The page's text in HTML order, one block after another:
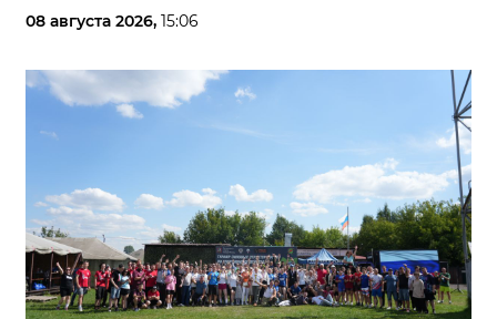
08 августа 2026, 15:06